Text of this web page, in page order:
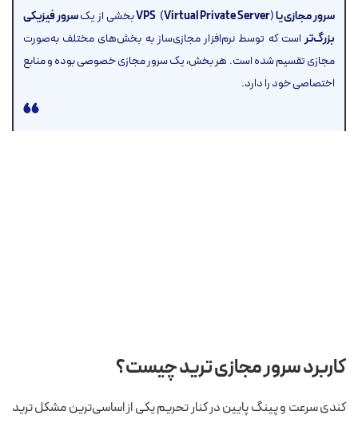
سرور مجازی یا VPS (Virtual Private Server) بخشی از یک
سرور فیزیکی
بزرگ‌تر است که توسط نرم‌افزار مجازی‌ساز به بخش‌های مختلف به‌صورت
مجازی تقسیم شده است. هر بخش، یک سرور مجازی خصوصی بوده و منابع
اختصاصی خود را دارد.
کاربرد سرور مجازی ترید چیست؟
کندی سرعت و پینگ پایین در کنار تحریم یکی از اساسی‌ترین مشکل ترید